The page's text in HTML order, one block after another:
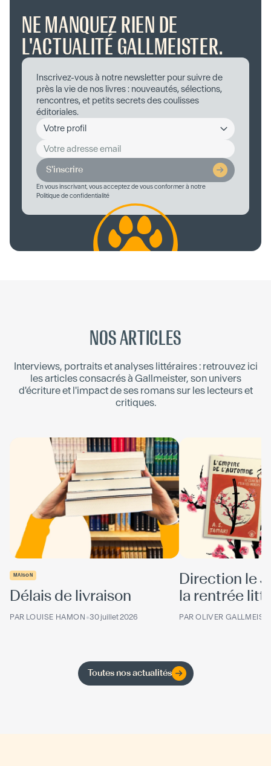
NE MANQUEZ RIEN DE
L'ACTUALITÉ GALLMEISTER.
Inscrivez-vous à notre newsletter pour suivre de
près la vie de nos livres : nouveautés, sélections,
rencontres, et petits secrets des coulisses
éditoriales.
S'inscrire
En vous inscrivant, vous acceptez de vous conformer à notre
Politique de confidentialité
NOS ARTICLES
Interviews, portraits et analyses littéraires : retrouvez ici
les articles consacrés à Gallmeister, son univers
d'écriture et l'impact de ses romans sur les lecteurs et
critiques.
MAISON
Délais de livraison
PAR LOUISE HAMON •30 juillet 2026
Direction le
la rentrée
PAROLIVER
Toutes nos actualités